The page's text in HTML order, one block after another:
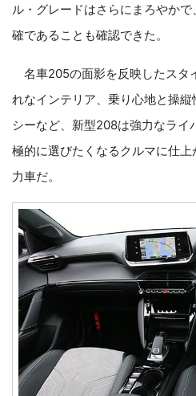
ル・グレードはさらにまろやか
確であることも確認できた。
名車205の面影を反映したスタ
れなインテリア、乗り心地と操
シーなど、新型208は強力なライ
極的に選びたくなるクルマに仕
力車だ。